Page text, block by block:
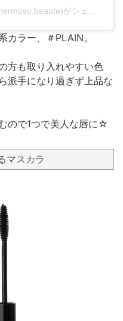
カラー、＃PLAIN。
方も取り入れやすい色
派手になり過ぎず上品な
ので1つで美人な唇に☆
マスカラ